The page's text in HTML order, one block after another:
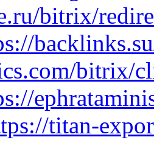
bitrix/
bitrix/
titan-